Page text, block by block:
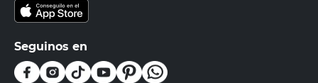
Seguinos en